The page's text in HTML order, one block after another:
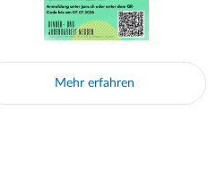
Mehr erfahren